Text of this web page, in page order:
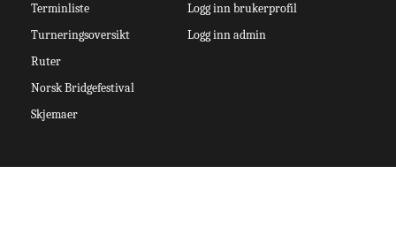
Terminliste
Turneringsoversikt
Ruter
Norsk Bridgefestival
Skjemaer
Logg inn brukerprofil
Logg inn admin